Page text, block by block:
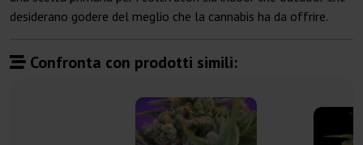
desiderano godere del meglio che la cannabis ha da offrire.
Confronta con prodotti simili: